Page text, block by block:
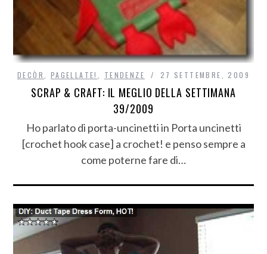
DECÒR PAGELLATE! TENDENZE 27 SETTEMBRE, 2009
SCRAP & CRAFT: IL MEGLIO DELLA SETTIMANA
39/2009
Ho parlato di porta-uncinetti in Porta uncinetti
[crochet hook case] a crochet! e penso sempre a
come poterne fare di…